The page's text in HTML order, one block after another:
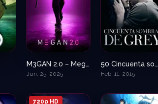
0M3GAN 2.0 – Megan 2
Jun. 25, 2025
4.2
50 Cincuenta sombras de Grey
Feb. 11, 2015
720p HD